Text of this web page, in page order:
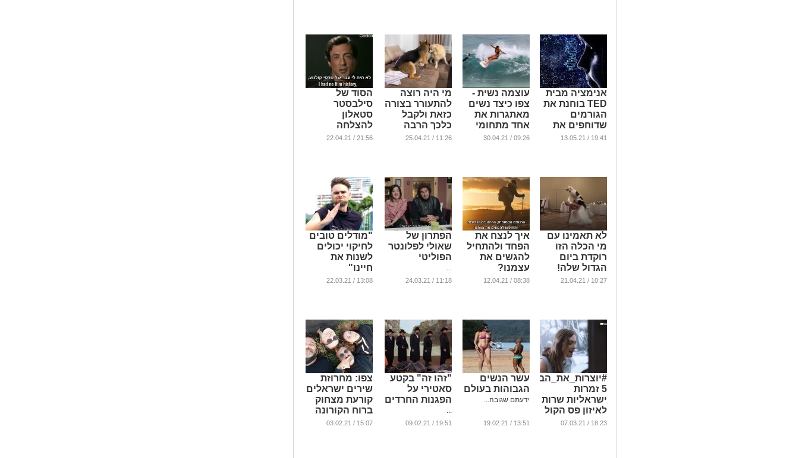
אנימציה מבית
TED בוחנת את
הגורמים
שדוחפים את
האבולוציה
19:41 / 13.05.21
עוצמה נשית -
צפו כיצד נשים
מאתגרות את
אחד מתחומי
הספורט
09:26 / 30.04.21
מי היה רוצה
להתעורר בצורה
כזאת ולקבל
כלכך הרבה
אהבה על
11:26 / 25.04.21
הסוד של
סילבסטר
סטאלון
להצלחה
אמיתית
21:56 / 22.04.21
לא תאמינו עם
מי הכלה הזו
רוקדת ביום
הגדול שלה!
...
10:27 / 21.04.21
איך לנצח את
הפחד ולהתחיל
להגשים את
עצמנו?
...
08:38 / 12.04.21
הפתרון של
שאולי לפלונטר
הפוליטי
...
11:18 / 24.03.21
"מודלים טובים
לחיקוי יכולים
לשנות את
חיינו"
...
13:08 / 22.03.21
#יוצרות_את_הבום:
5 זמרות
ישראליות שרות
לאיזון פס הקול
הישראלי
18:23 / 07.03.21
עשר הנשים
הגבוהות בעולם
ידעתם שגובה...
13:51 / 19.02.21
"זהו זה" בקטע
סאטירי על
הפגנות החרדים
...
19:51 / 09.02.21
צפו: מחרוזת
שירים ישראלים
קורעת מצחוק
ברוח הקורונה
(וידאו)
15:07 / 03.02.21